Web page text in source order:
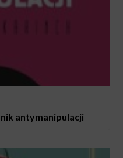
antymanipulacji